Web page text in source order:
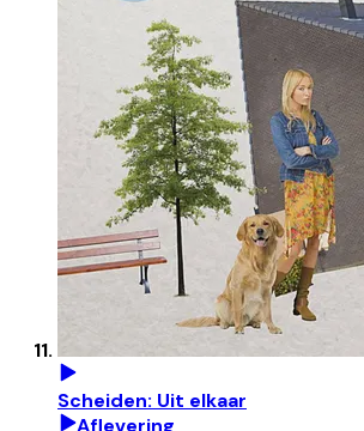
Scheiden: Uit elkaar
Aflevering